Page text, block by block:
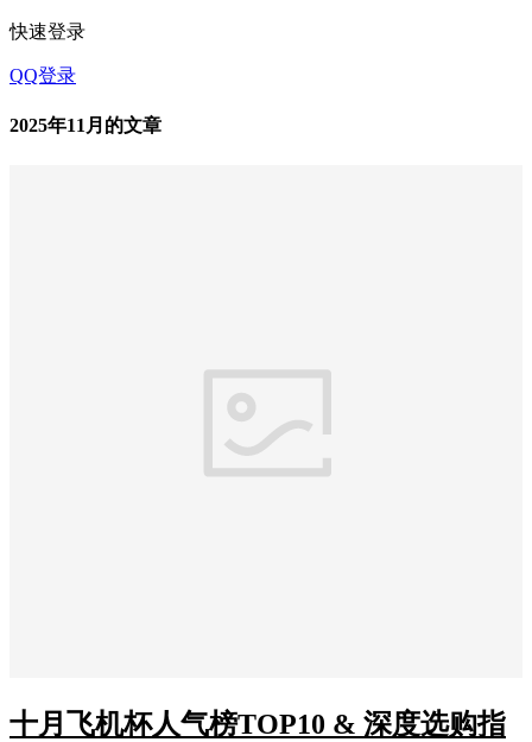
快速登录
QQ登录
2025年11月的文章
十月飞机杯人气榜TOP10 & 深度选购指